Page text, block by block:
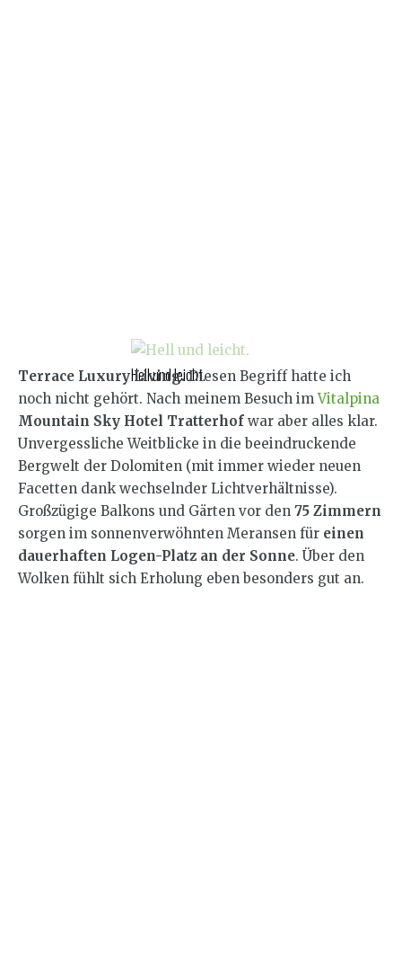
Hell und leicht.
Terrace Luxury Living.Diesen Begriff hatte ich
noch nicht gehört. Nach meinem Besuch imVitalpina
Mountain Sky Hotel Tratterhof war aber alles klar.
Unvergessliche Weitblicke in die beeindruckende
Bergwelt der Dolomiten (mit immer wieder neuen
Facetten dank wechselnder Lichtverhältnisse).
Großzügige Balkons und Gärten vor den 75 Zimmern
sorgen im sonnenverwöhnten Meransen für einen
dauerhaften Logen-Platz an der Sonne. Über den
Wolken fühlt sich Erholung eben besonders gut an.